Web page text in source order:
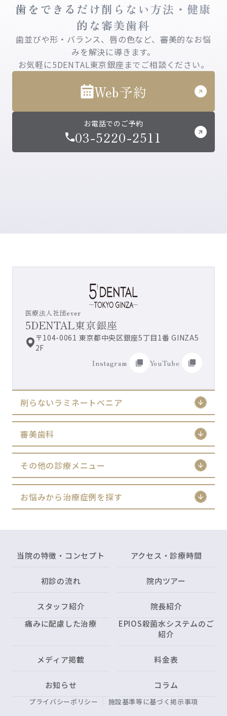
歯をできるだけ削らない方法・健康
的な審美歯科
歯並びや形・バランス、唇の色など、審美的なお悩
みを解決に導きます。
お気軽に5DENTAL東京銀座までご相談ください。
Web予約
お電話でのご予約
03-5220-2511
医療法人社団ever
5DENTAL東京銀座
〒104-0061 東京都中央区銀座5丁目1番 GINZA5
2F
Instagram
YouTube
削らないラミネートべニア
審美歯科
その他の診療メニュー
お悩みから治療症例を探す
当院の特徴・コンセプト アクセス・診療時間
初診の流れ 院内ツアー
スタッフ紹介
院長紹介
痛みに配慮した治療
EPIOS殺菌水システムのご
紹介
メディア掲載 料金表
お知らせ コラム
プライバシーポリシー 施設基準等に基づく掲示事項